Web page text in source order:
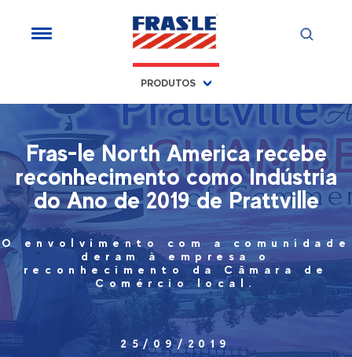
PRODUTOS
Fras-le North America recebe
reconhecimento como Indústria
do Ano de 2019 de Prattville
O envolvimento com a comunidade
deram à empresa o
reconhecimento da Câmara de
Comércio local.
25/09/2019